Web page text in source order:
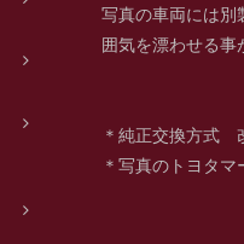
写真の車両には別
囲気を漂わせる事
＊純正交換方式
＊写真のトヨタ